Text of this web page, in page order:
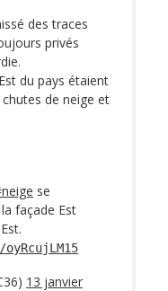
des traces
privés
du pays étaient
de neige et
se
façade Est
13 janvier